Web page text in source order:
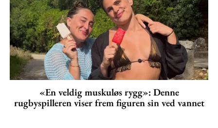
«En veldig muskuløs rygg»: Denne
rugbyspilleren viser frem figuren sin ved vannet